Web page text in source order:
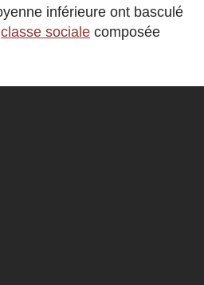
inférieure ont basculé
classe sociale composée